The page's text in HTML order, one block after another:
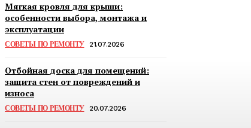
Мягкая кровля для крыши:
особенности выбора, монтажа и
эксплуатации
СОВЕТЫ ПО РЕМОНТУ 21.07.2026
Отбойная доска для помещений:
защита стен от повреждений и
износа
СОВЕТЫ ПО РЕМОНТУ 20.07.2026